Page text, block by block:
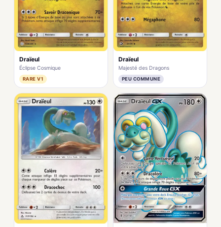
Draïeul
Éclipse Cosmique
RARE V1
Draïeul
Majesté des Dragons
PEU COMMUNE